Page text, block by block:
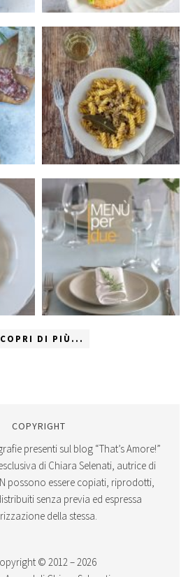
DI PIÙ...
COPYRIGHT
presenti sul blog “That’s Amore!”
di Chiara Selenati, autrice di
possono essere copiati, riprodotti,
senza previa ed espressa
della stessa.
© 2012 – 2026